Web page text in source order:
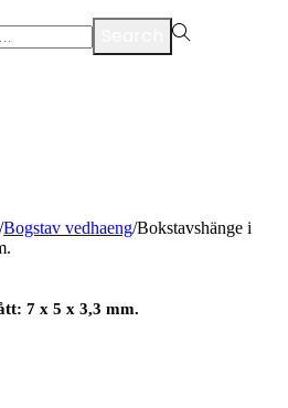
/Bogstav vedhaeng/Bokstavshänge i
7 x 5 x 3,3 mm.